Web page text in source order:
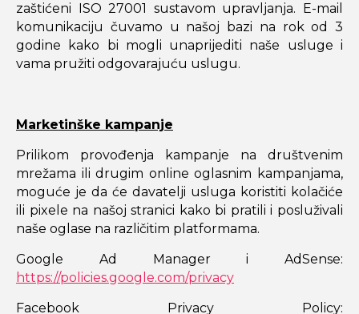
zaštićeni ISO 27001 sustavom upravljanja. E-mail
komunikaciju čuvamo u našoj bazi na rok od 3
godine kako bi mogli unaprijediti naše usluge i
vama pružiti odgovarajuću uslugu.
Marketinške kampanje
Prilikom provođenja kampanje na društvenim
mrežama ili drugim online oglasnim kampanjama,
moguće je da će davatelji usluga koristiti kolačiće
ili pixele na našoj stranici kako bi pratili i posluživali
naše oglase na različitim platformama.
Google Ad Manager i AdSense:
https://policies.google.com/privacy
Facebook Privacy Policy: